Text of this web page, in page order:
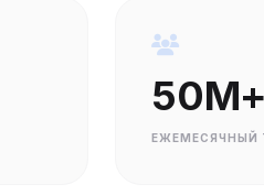
ЕЖЕМЕСЯЧНЫЙ